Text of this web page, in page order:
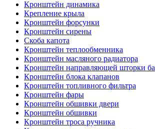
Кронштейн динамика
Крепление крыла
Кронштейн форсунки
Кронштейн сирены
Скоба капота
Кронштейн теплообменника
Кронштейн масляного радиатора
Кронштейн направляющей шторки
Кронштейн блока клапанов
Кронштейн топливного фильтра
Кронштейн фары
Кронштейн обшивки двери
Кронштейн обшивки
Кронштейн троса ручника